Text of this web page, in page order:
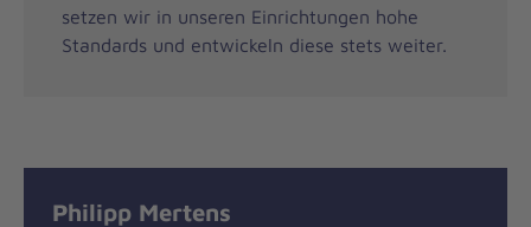
setzen wir in unseren Einrichtungen hohe
Standards und entwickeln diese stets weiter.
Philipp Mertens